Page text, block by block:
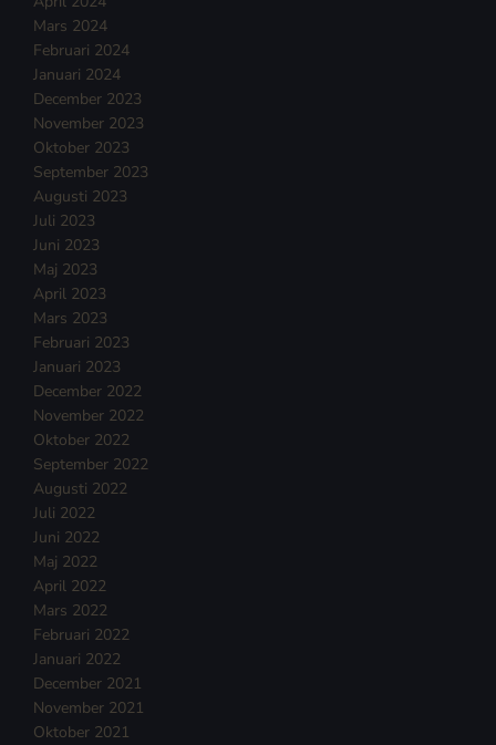
Mars 2024
Februari 2024
Januari 2024
December 2023
November 2023
Oktober 2023
September 2023
Augusti 2023
Juli 2023
Juni 2023
Maj 2023
April 2023
Mars 2023
Februari 2023
Januari 2023
December 2022
November 2022
Oktober 2022
September 2022
Augusti 2022
Juli 2022
Juni 2022
Maj 2022
April 2022
Mars 2022
Februari 2022
Januari 2022
December 2021
November 2021
Oktober 2021